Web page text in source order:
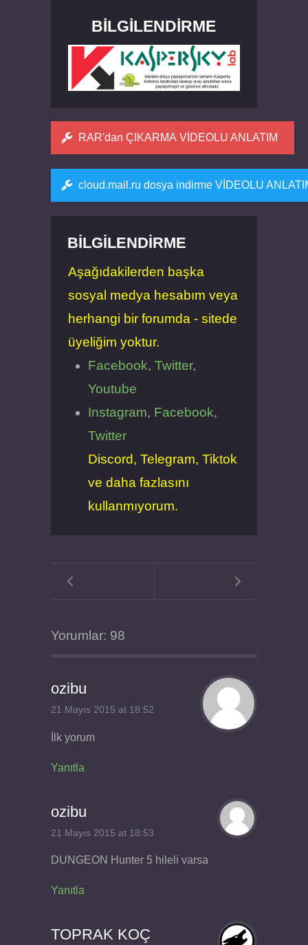
BILGILENDIRME
RAR'dan ÇIKARMA VİDEOLU ANLATIM
cloud.mail.ru dosya indirme VİDEOLU
BILGILENDIRME
Aşağıdakilerden başka
sosyal medya hesabım veya
herhangi bir forumda - sitede
üyeliğim yoktur.
Facebook, Twitter,
Youtube
Instagram, Facebook,
Twitter
Discord, Telegram, Tiktok
ve daha fazlasını
kullanmıyorum.
Yorumlar: 98
ozibu
21 Mayıs 2015 at 18:52
İlk yorum
Yanıtla
ozibu
21 Mayıs 2015 at 18:53
DUNGEON Hunter 5 hileli varsa
Yanıtla
TOPRAK KOÇ